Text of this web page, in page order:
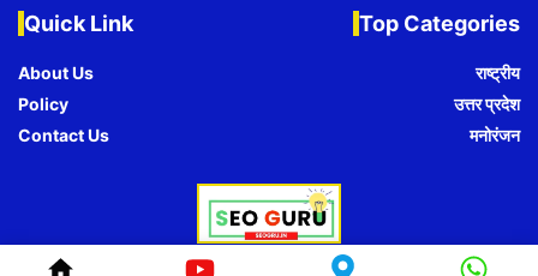
Quick Link
About Us
Policy
Contact Us
Top Categories
राष्ट्रीय
उत्तर प्रदेश
मनोरंजन